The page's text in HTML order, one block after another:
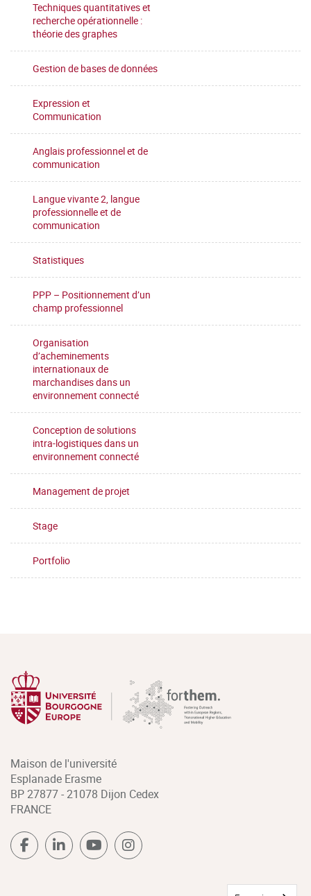
Techniques quantitatives et
recherche opérationnelle :
théorie des graphes
Gestion de bases de données
Expression et
Communication
Anglais professionnel et de
communication
Langue vivante 2, langue
professionnelle et de
communication
Statistiques
PPP – Positionnement d’un
champ professionnel
Organisation
d’acheminements
internationaux de
marchandises dans un
environnement connecté
Conception de solutions
intra-logistiques dans un
environnement connecté
Management de projet
Stage
Portfolio
Maison de l'université
Esplanade Erasme
BP 27877 - 21078 Dijon Cedex
FRANCE